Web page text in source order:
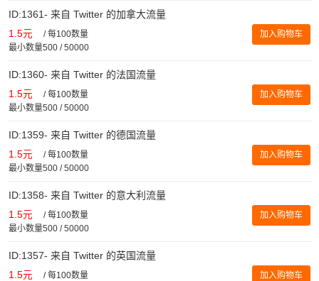
ID:1361- 来自 Twitter 的加拿大流量
1.5元 /每100数量
最小数量500 / 50000
加入购物车
ID:1360- 来自 Twitter 的法国流量
1.5元 /每100数量
最小数量500 / 50000
加入购物车
ID:1359- 来自 Twitter 的德国流量
1.5元 /每100数量
最小数量500 / 50000
加入购物车
ID:1358- 来自 Twitter 的意大利流量
1.5元 /每100数量
最小数量500 / 50000
加入购物车
ID:1357- 来自 Twitter 的英国流量
1.5元 /每100数量
加入购物车